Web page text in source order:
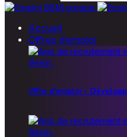
Accueil
Offres d’emploi
Offre d’emploi –